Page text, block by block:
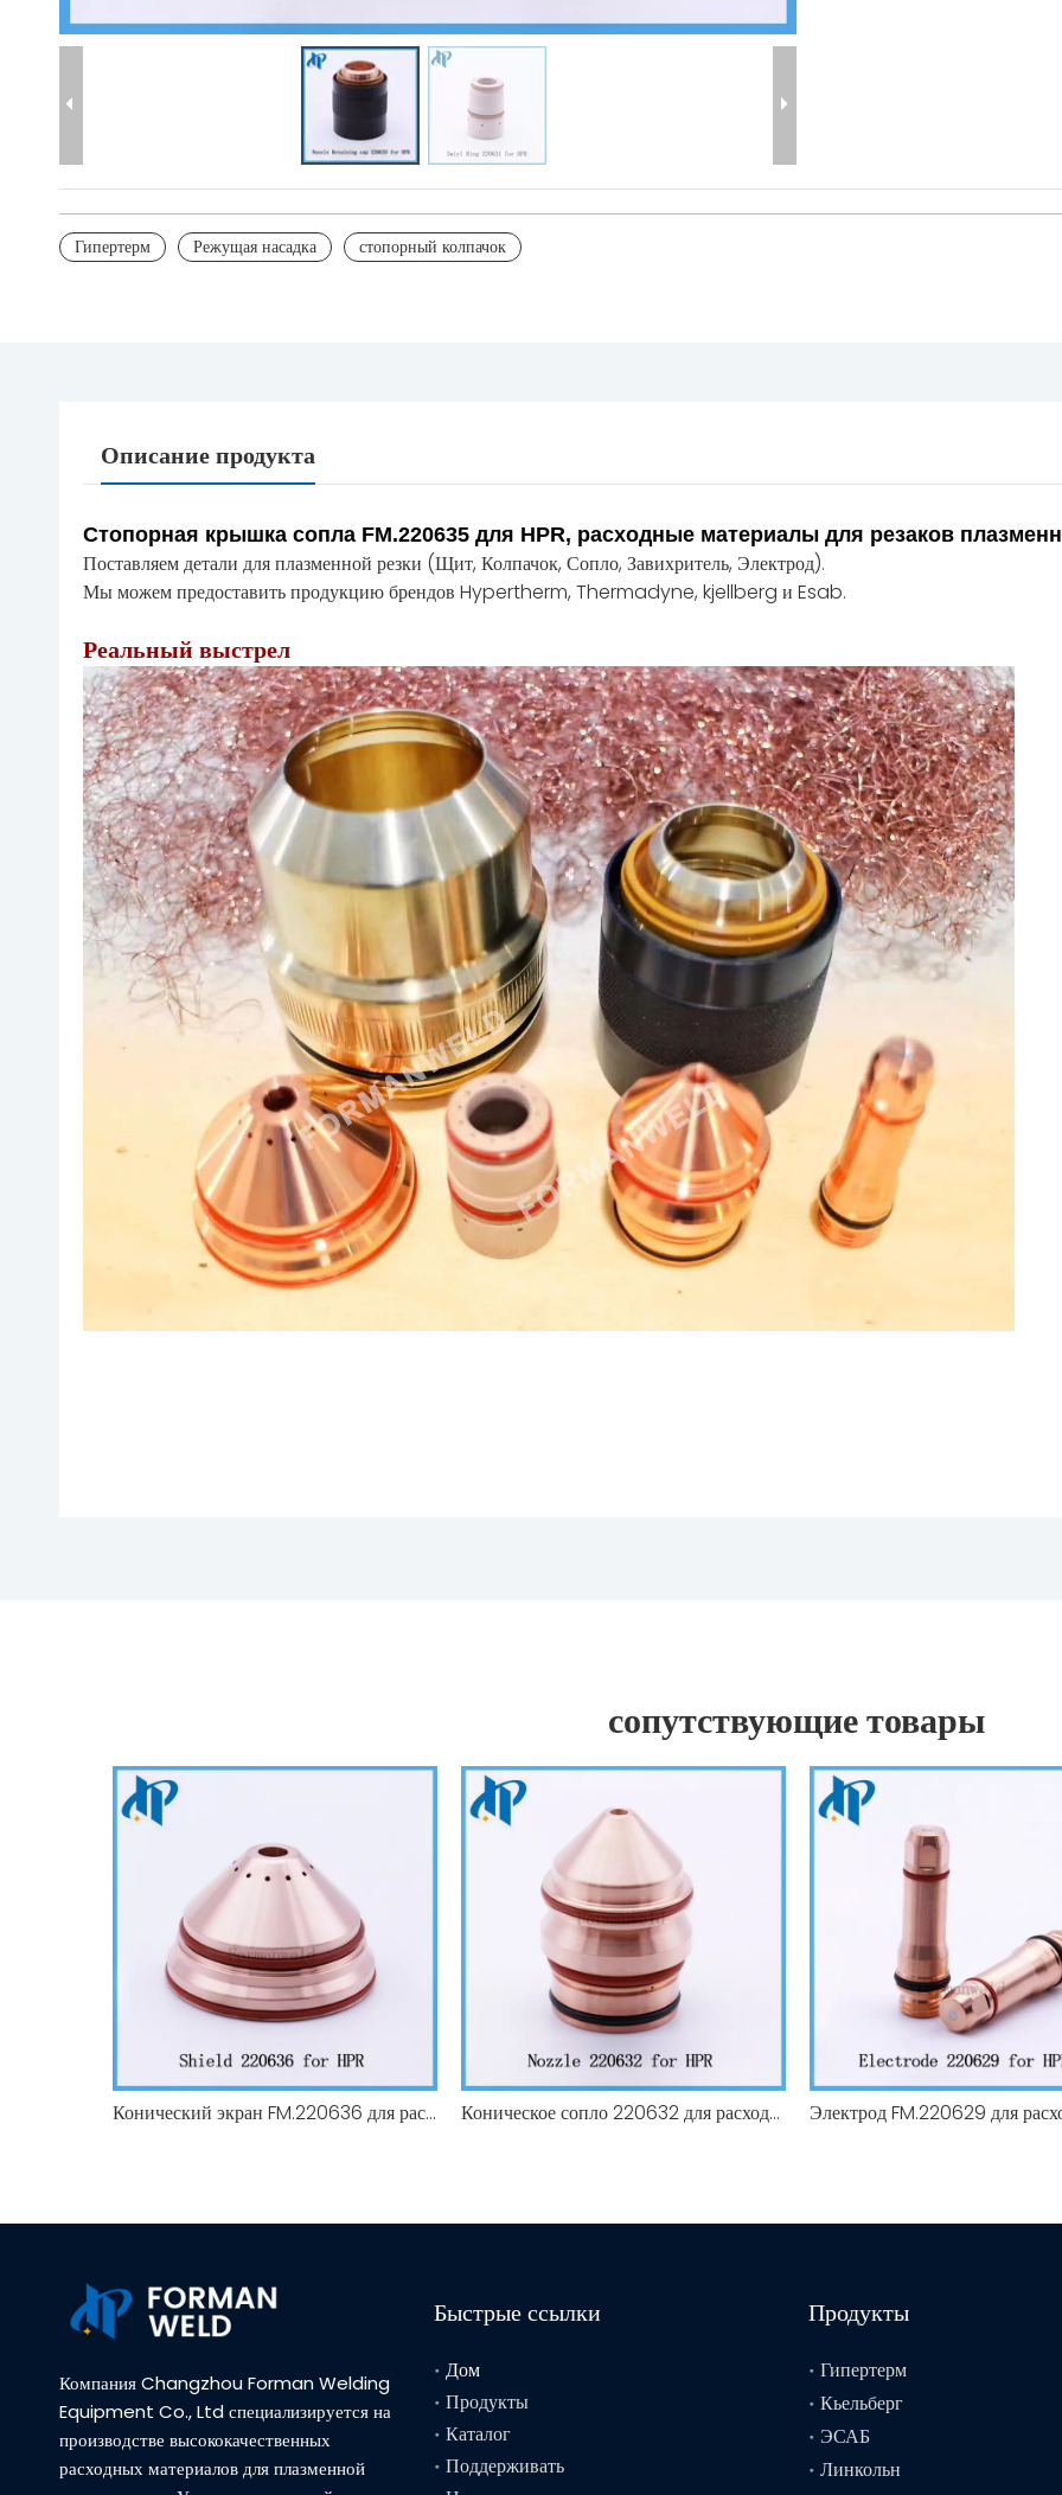
Гипертерм Режущая насадка стопорный колпачок
Описание продукта
Стопорная крышка сопла FM.220635 для HPR, расходные материалы для резаков
Поставляем детали для плазменной резки (Щит, Колпачок, Сопло, Завихритель, Электрод).
Мы можем предоставить продукцию брендов Hypertherm, Thermadyne, kjellberg и Esab.
Реальный выстрел
сопутствующие товары
Конический экран FM.220636 для расходных материалов резака плазменной резки HPR 400A Коническое сопло 220632 для расходных материалов 400A плазменной резки Hypertherm HPR
Компания Changzhou Forman Welding
Equipment Co., Ltd специализируется на
производстве высококачественных
расходных материалов для плазменной
Быстрые ссылки
Дом
Продукты
Каталог
Поддерживать
Продукты
Гипертерм
Кьельберг
ЭСАБ
Линкольн